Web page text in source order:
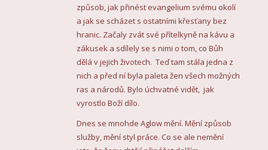
způsob, jak přinést evangelium svému okolí
a jak se scházet s ostatními křesťany bez
hranic. Začaly zvát své přítelkyně na kávu a
zákusek a sdílely se s nimi o tom, co Bůh
dělá v jejich životech. Teď tam stála jedna z
nich a před ní byla paleta žen všech možných
ras a národů. Bylo úchvatné vidět, jak
vyrostlo Boží dílo.
Dnes se mnohde Aglow mění. Mění způsob
služby, mění styl práce. Co se ale nemění